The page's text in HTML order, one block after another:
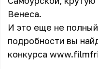
Венеса.
И это еще не
подробности вы
конкурса